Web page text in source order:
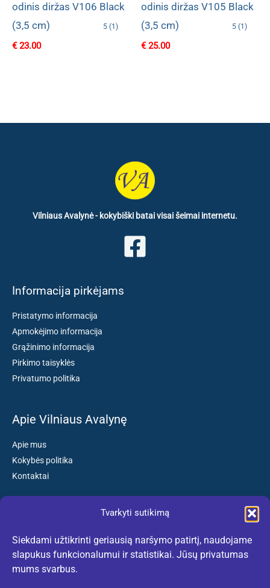
Tvarkyti sutikimą
Siekdami užtikrinti geriausią naršymo patirtį, naudojame
slapukus funkcionalumui ir statistikai. Jūsų privatumas
mums svarbus.
odinis diržas V106 Black
(3,5 cm)
5 (1)
€23.00
odinis diržas V105 Black
(3,5 cm)
5 (1)
€25.00
Vilniaus Avalynė - kokybiški batai visai šeimai internetu.
Informacija pirkėjams
Pristatymo informacija
Apmokėjimo informacija
Grąžinimo informacija
Pirkimo taisyklės
Privatumo politika
Apie Vilniaus Avalynę
Apie mus
Kokybės politika
Kontaktai
El. paštas: kokybiskibatai@gmail.com
Tel. +370 659 77132